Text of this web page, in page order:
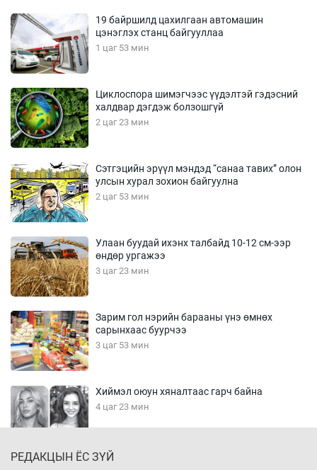
19 байршилд цахилгаан автомашин
цэнэглэх станц байгууллаа
1 цаг 53 мин
Циклоспора шимэгчээс үүдэлтэй гэдэсний
халдвар дэгдэж болзошгүй
2 цаг 23 мин
Сэтгэцийн эрүүл мэндэд “санаа тавих” олон
улсын хурал зохион байгуулна
2 цаг 53 мин
Улаан буудай ихэнх талбайд 10-12 см-ээр
өндөр ургажээ
3 цаг 23 мин
Зарим гол нэрийн барааны үнэ өмнөх
сарынхаас буурчээ
3 цаг 53 мин
Хиймэл оюун хяналтаас гарч байна
4 цаг 23 мин
РЕДАКЦЫН ЁС ЗҮЙ